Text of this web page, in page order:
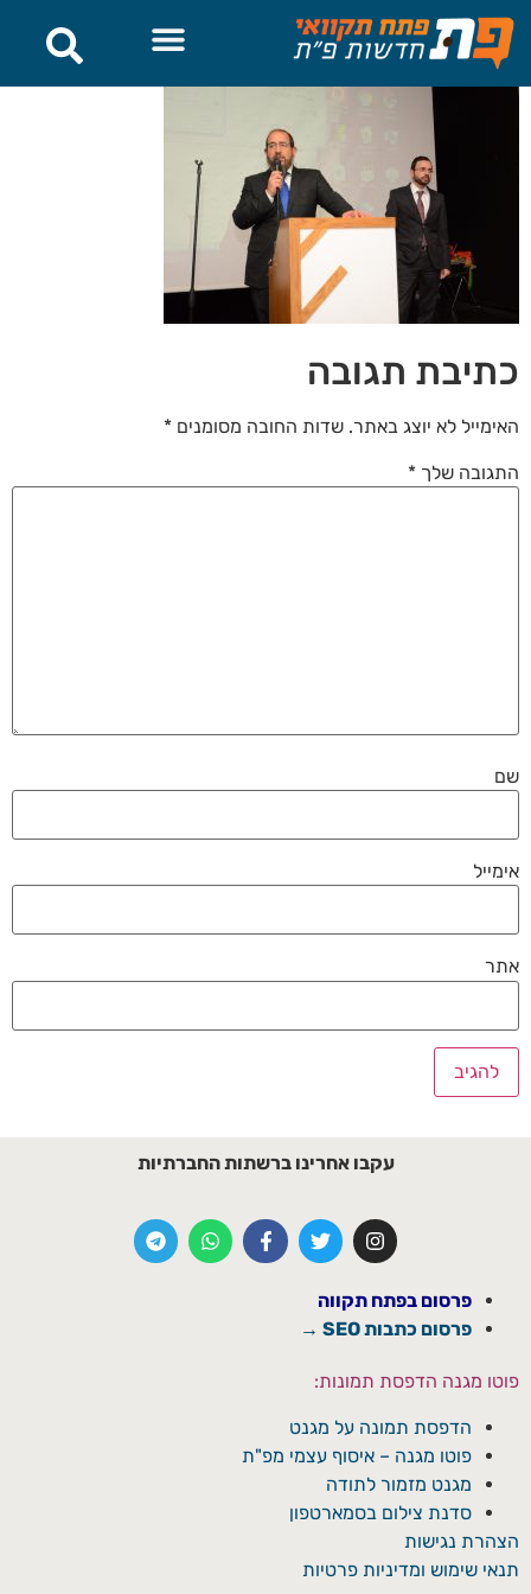
לתוכן
כתיבת תגובה
האימייל לא יוצג באתר. שדות החובה מסומנים *
התגובה שלך *
שם
אימייל
אתר
עקבו אחרינו ברשתות החברתיות
פרסום בפתח תקווה
פרסום כתבות SEO →
פוטו מגנה הדפסת תמונות:
הדפסת תמונה על מגנט
פוטו מגנה – איסוף עצמי מפ"ת
מגנט מזמור לתודה
סדנת צילום בסמארטפון
הצהרת נגישות
תנאי שימוש ומדיניות פרטיות